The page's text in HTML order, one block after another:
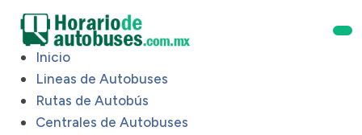
Inicio
Lineas de Autobuses
Rutas de Autobús
Centrales de Autobuses